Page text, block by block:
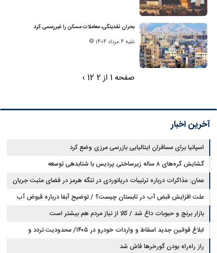
بحران نقدینگی، معاملات مسکن را غیررسمی کرد
شنبه 4 مرداد 1404
صفحه 1 از 2 12
›
آخرین اخبار
اسپانیا برای مسافران ایتالیایی بازرسی مرزی وضع کرد
گشایش گره‌های ۸ ساله زیرساختی پردیس با شتابدهی توسعه
عمان: مذاکرات درباره ترتیبات دریانوردی در تنگه هرمز در فضای مثبت جریان
دارد
علت افزایش قبض آب در تابستان چیست؟ / توضیح آبفا درباره قبوض آب
بازار برنج و حبوبات داغ شد / کالا از نیاز مردم هم بیشتر است
ابلاغ قوانین جدید اسقاط و واردات خودرو در ۱۴۰۵/ محدودیت تردد و
سوخت‌رسانی به فرسوده‌ها
راز راه‌راه بودن گورخرها فاش شد